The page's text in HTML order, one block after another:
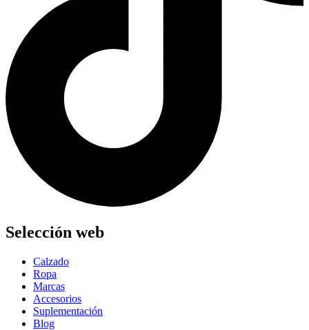
Selección web
Calzado
Ropa
Marcas
Accesorios
Suplementación
Blog